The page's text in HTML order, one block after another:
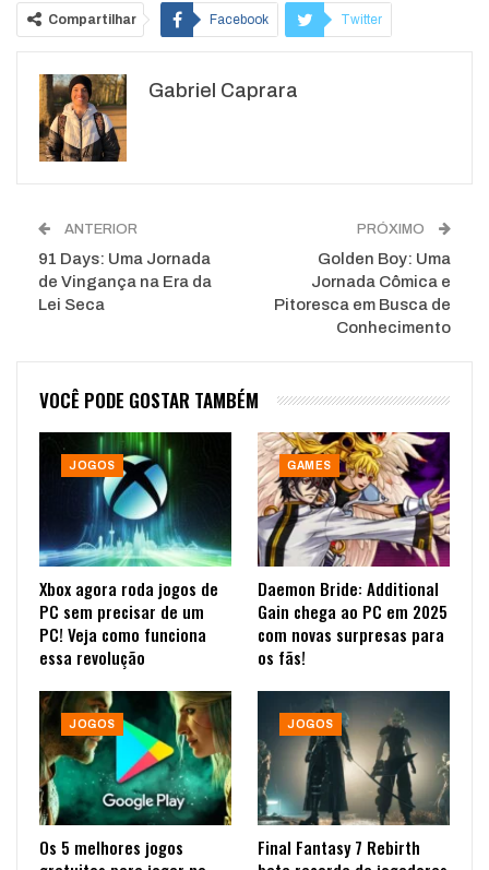
Compartilhar Facebook Twitter
WhatsApp
Gabriel Caprara
ANTERIOR
91 Days: Uma Jornada
de Vingança na Era da
Lei Seca
PRÓXIMO
Golden Boy: Uma
Jornada Cômica e
Pitoresca em Busca de
Conhecimento
VOCÊ PODE GOSTAR TAMBÉM
JOGOS
Xbox agora roda jogos de
PC sem precisar de um
PC! Veja como funciona
essa revolução
GAMES
Daemon Bride: Additional
Gain chega ao PC em 2025
com novas surpresas para
os fãs!
JOGOS
Os 5 melhores jogos
JOGOS
Final Fantasy 7 Rebirth